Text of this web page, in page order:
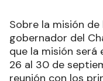
Sobre la misión de
gobernador del
que la misión será
26 al 30 de
reunión con los